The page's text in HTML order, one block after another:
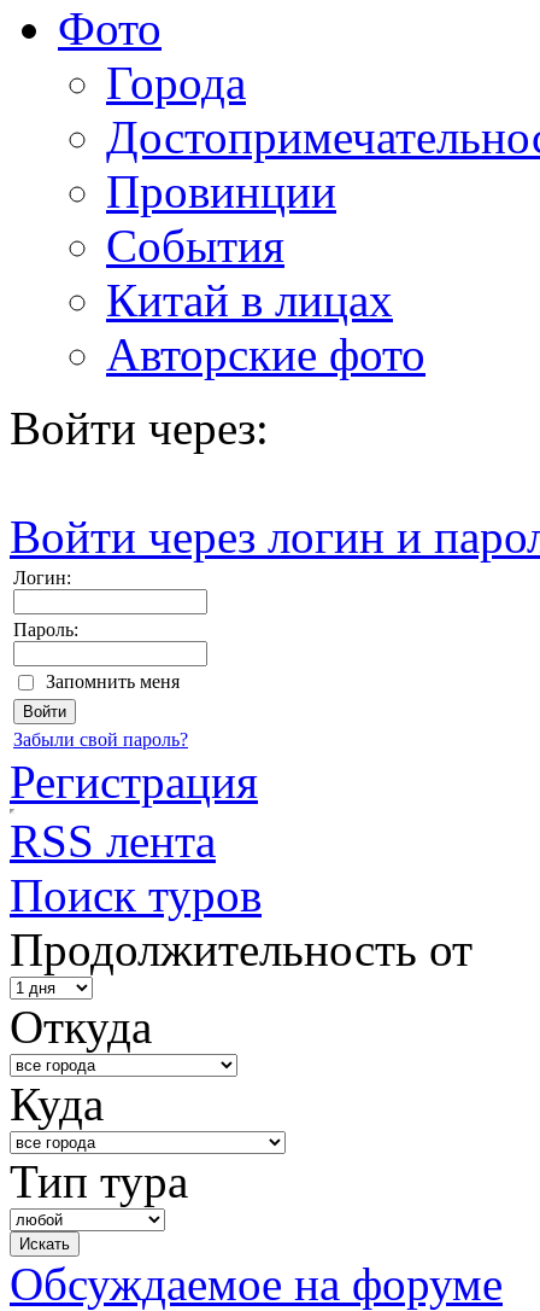
Фото
Города
Провинции
События
Китай в лицах
Авторские фото
Войти через:
Войти через логин и
Логин:
Пароль:
Запомнить меня
Забыли свой пароль?
Регистрация
RSS лента
Поиск туров
Продолжительность от
Откуда
Куда
Тип тура
Обсуждаемое на форуме